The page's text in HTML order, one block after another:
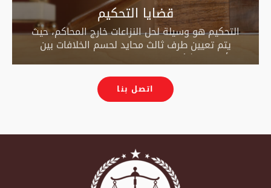
قضايا التحكيم
التحكيم هو وسيلة لحل النزاعات خارج المحاكم، حيث
يتم تعيين طرف ثالث محايد لحسم الخلافات بين
الأطراف بشكل مستقل، مما يوفر سرعة وفعالية
اتصل بنا